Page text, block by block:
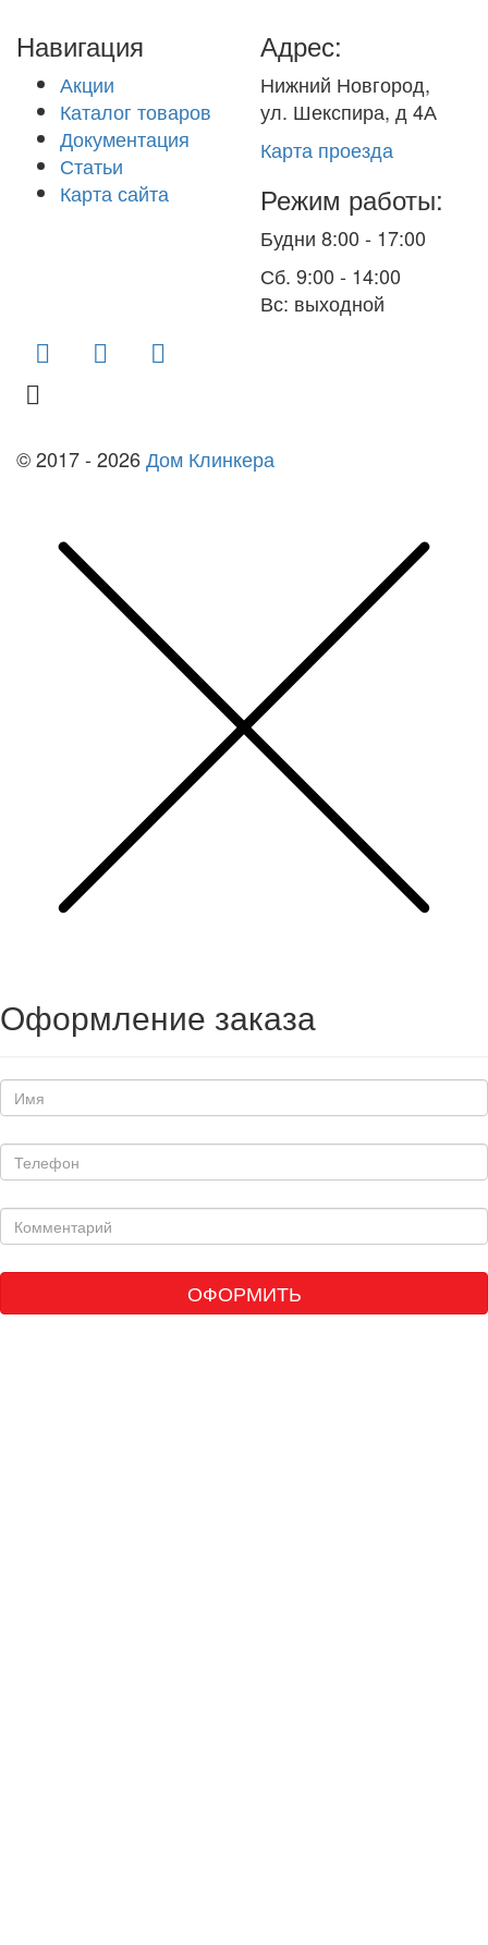
Навигация
Акции
Каталог товаров
Документация
Статьи
Карта сайта
Адрес:
Нижний Новгород,
ул. Шекспира, д 4А
Карта проезда
Режим работы:
Будни 8:00 - 17:00
Сб. 9:00 - 14:00
Вс: выходной
© 2017 - 2026Дом Клинкера
Оформление заказа
ОФОРМИТЬ